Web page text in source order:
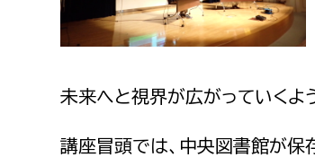
給排水業務課
未来へと視界が広がっていくよ
講座冒頭では、中央図書館が保